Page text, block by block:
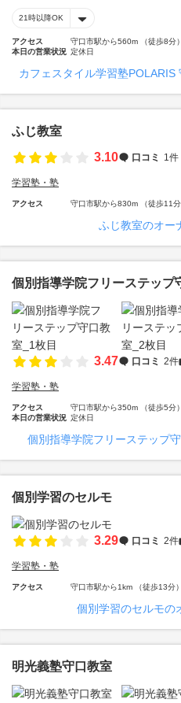
21時以降OK
アクセス
守口市駅から560m （徒歩8分）
本日の営業状況 定休日
カフェスタイル学習塾POLARIS
ふじ教室
3.10
口コミ 1件
学習塾・塾
アクセス 守口市駅から830m （徒歩11分
ふじ教室のオー
個別指導学院フリーステップ
3.47 口コミ 2件
学習塾・塾
アクセス
守口市駅から350m （徒歩5分）
本日の営業状況 定休日
個別指導学院フリーステップ
個別学習のセルモ
3.29 口コミ 2件
学習塾・塾
アクセス 守口市駅から1km （徒歩13分）
個別学習のセルモの
明光義塾守口教室